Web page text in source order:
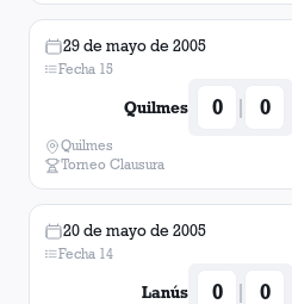
29 de mayo de 2005
Fecha 15
Quilmes 0 | 0
Quilmes
Torneo Clausura
20 de mayo de 2005
Fecha 14
Lanús 0 | 0